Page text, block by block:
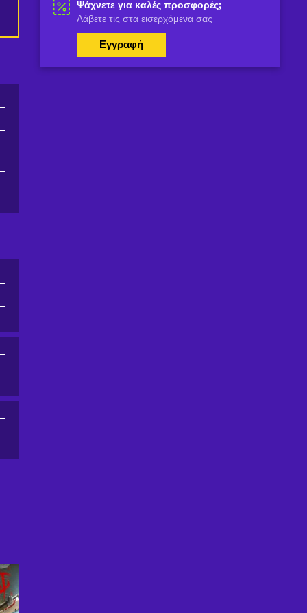
Ψάχνετε για καλές προσφορές;
Λάβετε τις στα εισερχόμενα σας
Εγγραφή